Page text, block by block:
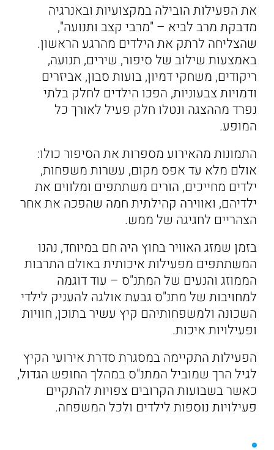
את הפעילות הובילה במקצועיות ובאנרגיה
מדבקת מרב לביא – "מרבי קצב ותנועה",
שהצליחה לרתק את הילדים מהרגע הראשון.
באמצעות שילוב של סיפור, שירים, תנועה,
ריקודים, משחקי דמיון, בועות סבון, אביזרים
ודמויות צבעוניות, הפכו הילדים לחלק בלתי
נפרד מההצגה ונטלו חלק פעיל לאורך כל
המופע.
התמונות מהאירוע מספרות את הסיפור כולו:
אולם מלא עד אפס מקום, עשרות משפחות,
ילדים מחייכים, הורים משתתפים ומלווים את
ילדיהם, ואווירה קהילתית חמה שהפכה את אחר
הצהריים לחגיגה של ממש.
בזמן שמזג האוויר בחוץ היה חם במיוחד, נהנו
המשתתפים מפעילות איכותית באולם התרבות
הממוזג והנעים של המתנ"ס – עוד דוגמה
למחויבות של מתנ"ס גבעת אולגה להעניק לילדי
השכונה ולמשפחותיהם קיץ עשיר בתוכן, חוויות
ופעילויות איכות.
הפעילות התקיימה במסגרת סדרת אירועי הקיץ
לגיל הרך שמוביל המתנ"ס במהלך החופש הגדול,
כאשר בשבועות הקרובים צפויות להתקיים
פעילויות נוספות לילדים ולכל המשפחה.